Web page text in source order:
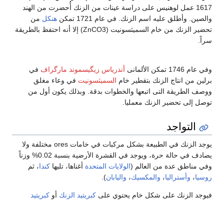
1617 عمل لوهنيس على دراسة عينات من الزنك أُحضرت من الهند
والصين. وأطلق عليه اسم الزنك. في عام 1721 تمكن
هنكل من
تحضير الزنك من خام السميثسونيت (ZnCO3) إلا أنه احتفظ بالطريقة
سراً.
وفي عام 1746 تمكن الألمانى أندرياس زيگيسموند مارگراف في
برلين من انتاج الزنك بتقطير خام السميثسونيت في وعاء مغلق
ووصف الطريقة التى اتبعها والخطوات بدقة. وبذلك يكون أول من
توصل إلى تحضير الزنك معمليا.
التواجد
يوجد الزنك في الطبيعة بشكل مركبات في خامات ores مختلفة ولا
يصادف في حالة حرة، ويوجد في القشرة الأرضية بنسبة 0.02% وزناً
وفي مناطق عدة من العالم (الولايات المتحدة أغناها، تليها كندا، ثم
روسيا، وأستراليا، والمكسيك، واليابان).
فيوجد الزنك على شكل خام يحتوي على كبريتيد الزنك أو كبريتيد